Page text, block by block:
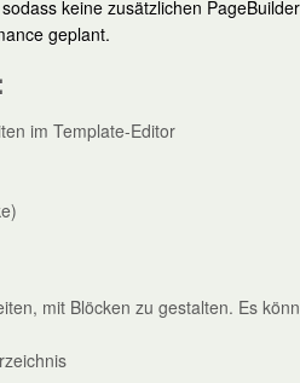
keine zusätzlichen
geplant.
im Template-Editor
mit Blöcken zu gestalten. Es